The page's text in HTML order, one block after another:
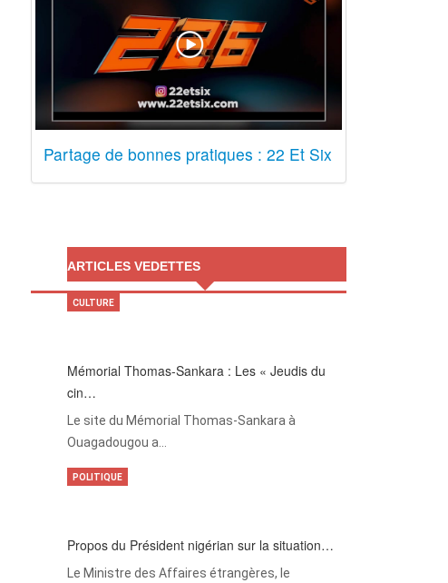
Partage de bonnes pratiques : 22 Et Six
ARTICLES VEDETTES
Mémorial Thomas-Sankara : Les « Jeudis du
cin…
Le site du Mémorial Thomas-Sankara à
Ouagadougou a…
CULTURE
Propos du Président nigérian sur la situation…
Le Ministre des Affaires étrangères, le
POLITIQUE